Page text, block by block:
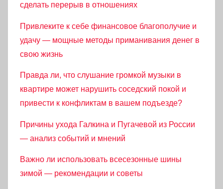
сделать перерыв в отношениях
Привлеките к себе финансовое благополучие и
удачу — мощные методы приманивания денег в
свою жизнь
Правда ли, что слушание громкой музыки в
квартире может нарушить соседский покой и
привести к конфликтам в вашем подъезде?
Причины ухода Галкина и Пугачевой из России
— анализ событий и мнений
Важно ли использовать всесезонные шины
зимой — рекомендации и советы